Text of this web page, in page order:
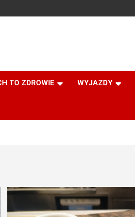
TO ZDROWIE WYJAZDY